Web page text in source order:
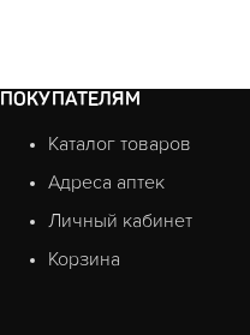
ПОКУПАТЕЛЯМ
Каталог товаров
Адреса аптек
Личный кабинет
Корзина